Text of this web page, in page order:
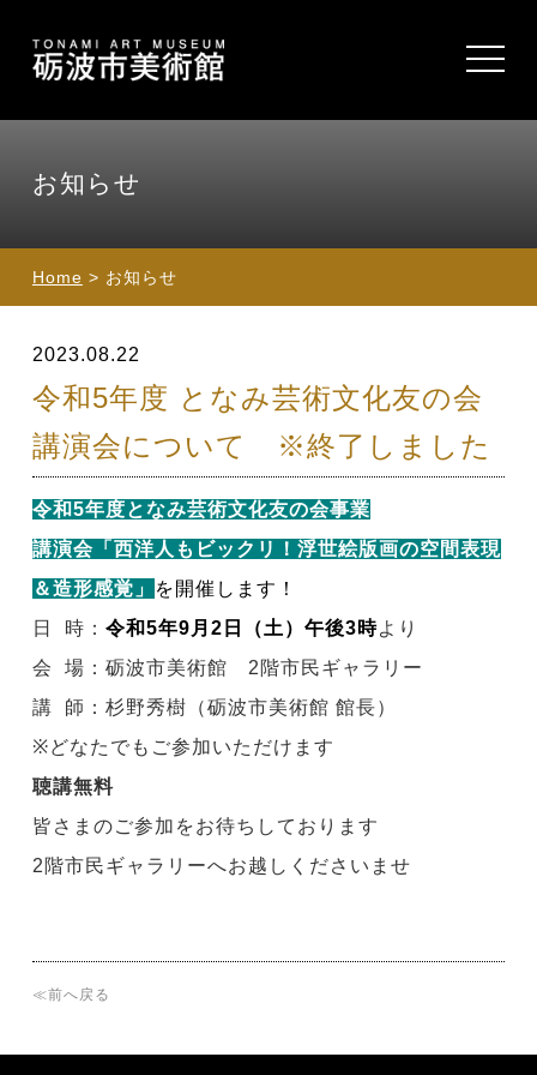
toggle
お知らせ
Home > お知らせ
2023.08.22
令和5年度 となみ芸術文化友の会
講演会について ※終了しました
令和5年度となみ芸術文化友の会事業
講演会「西洋人もビックリ！浮世絵版画の空間表現
＆造形感覚」
を開催します！
日 時： 令和5年9月2日（土）午後3時より
会 場：砺波市美術館 2階市民ギャラリー
講 師：杉野秀樹（砺波市美術館 館長）
※どなたでもご参加いただけます
聴講無料
皆さまのご参加をお待ちしております
2階市民ギャラリーへお越しくださいませ
≪前へ戻る